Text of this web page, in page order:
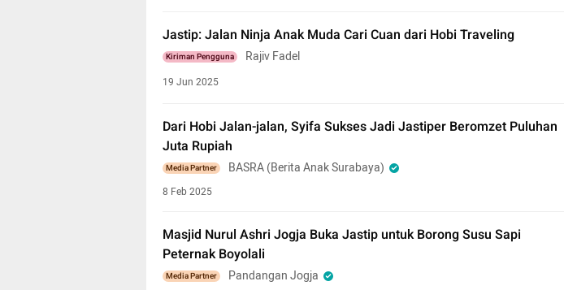
Jastip: Jalan Ninja Anak Muda Cari Cuan dari Hobi Traveling
Kiriman Pengguna Rajiv Fadel
19 Jun 2025
Dari Hobi Jalan-jalan, Syifa Sukses Jadi Jastiper Beromzet Puluhan
Juta Rupiah
Media Partner BASRA (Berita Anak Surabaya)
8 Feb 2025
Masjid Nurul Ashri Jogja Buka Jastip untuk Borong Susu Sapi
Peternak Boyolali
Media Partner Pandangan Jogja